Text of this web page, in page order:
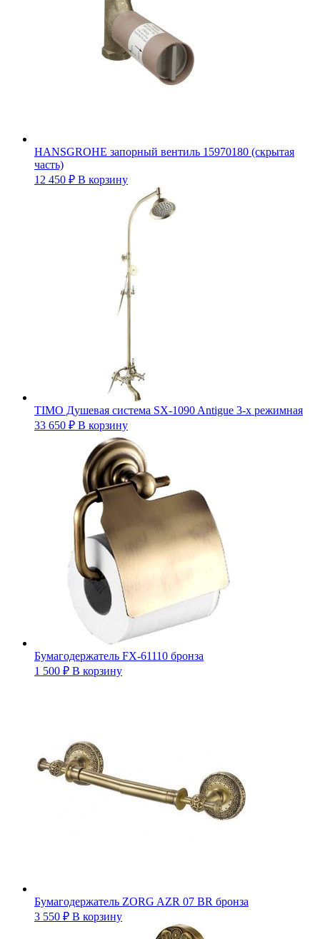
HANSGROHE запорный вентиль 15970180 (скрытая
часть)
12 450 ₽ В корзину
TIMO Душевая система SX-1090 Antigue 3-х режимная
33 650 ₽ В корзину
Бумагодержатель FX-61110 бронза
1 500 ₽ В корзину
Бумагодержатель ZORG AZR 07 BR бронза
3 550 ₽ В корзину